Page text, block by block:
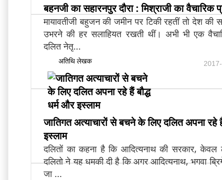
बहनजी का सहारनपुर दौरा : मिश्राजी का वैचारिक
मायावतीजी बहुजन की जमीन पर टिकी रहतीं तो देश
उभरने की हर सलाहियत रखती थीं। अभी भी एक
दलित नेतृ...
अतिथि लेखक
जातिगत अत्याचारों से बचने के लिए दलित अपना रहे
इस्लाम
दलितों का कहना है कि आदित्यनाथ की सरकार, केवल
दलितो ने यह धमकी दी है कि अगर आदित्यनाथ, भगवा
जा ...